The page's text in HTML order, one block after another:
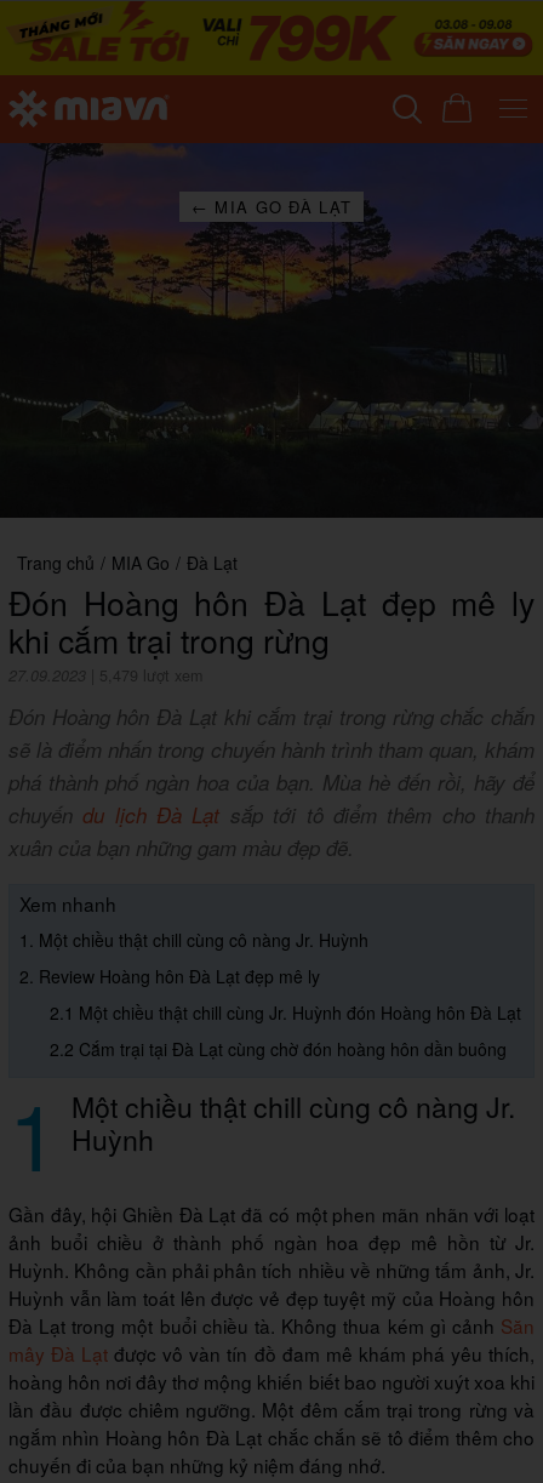
← MIA GO ĐÀ LẠT
Trang chủ / MIA Go / Đà Lạt
Đón Hoàng hôn Đà Lạt đẹp mê ly
khi cắm trại trong rừng
27.09.2023 5,479 lượt xem
Đón Hoàng hôn Đà Lạt khi cắm trại trong rừng chắc chắn
sẽ là điểm nhấn trong chuyến hành trình tham quan, khám
phá thành phố ngàn hoa của bạn. Mùa hè đến rồi, hãy để
chuyến du lịch Đà Lạt sắp tới tô điểm thêm cho thanh
xuân của bạn những gam màu đẹp đẽ.
Xem nhanh
1. Một chiều thật chill cùng cô nàng Jr. Huỳnh
2. Review Hoàng hôn Đà Lạt đẹp mê ly
2.1 Một chiều thật chill cùng Jr. Huỳnh đón Hoàng hôn Đà Lạt
2.2 Cắm trại tại Đà Lạt cùng chờ đón hoàng hôn dần buông
1 Một chiều thật chill cùng cô nàng Jr.
Huỳnh
Gần đây, hội Ghiền Đà Lạt đã có một phen mãn nhãn với loạt
ảnh buổi chiều ở thành phố ngàn hoa đẹp mê hồn từ Jr.
Huỳnh. Không cần phải phân tích nhiều về những tấm ảnh, Jr.
Huỳnh vẫn làm toát lên được vẻ đẹp tuyệt mỹ của Hoàng hôn
Đà Lạt trong một buổi chiều tà. Không thua kém gì cảnh Săn
mây Đà Lạt được vô vàn tín đồ đam mê khám phá yêu thích,
hoàng hôn nơi đây thơ mộng khiến biết bao người xuýt xoa khi
lần đầu được chiêm ngưỡng. Một đêm cắm trại trong rừng và
ngắm nhìn Hoàng hôn Đà Lạt chắc chắn sẽ tô điểm thêm cho
chuyến đi của bạn những kỷ niệm đáng nhớ.